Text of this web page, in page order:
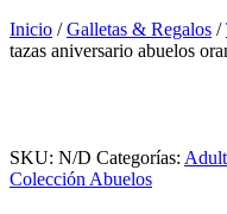
Inicio /Galletas & Regalos /
tazas aniversario abuelos
SKU: N/D Categorías:
Colección Abuelos